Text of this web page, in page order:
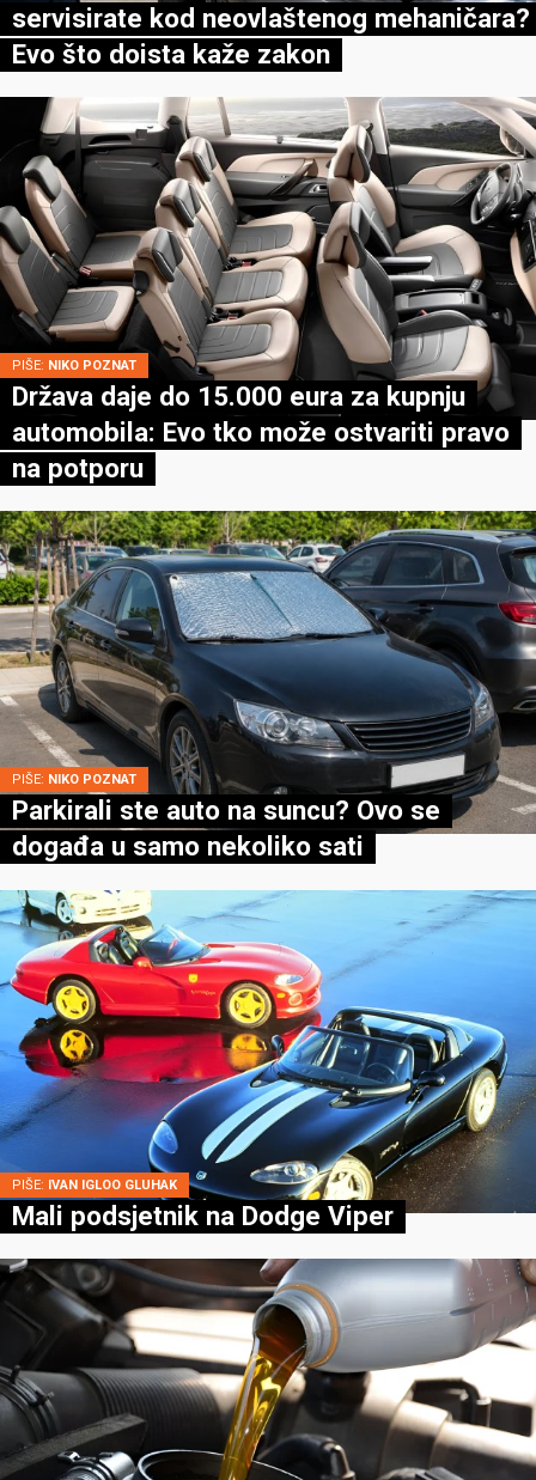
servisirate kod neovlaštenog mehaničara?
Evo što doista kaže zakon
PIŠE: NIKO POZNAT
Država daje do 15.000 eura za kupnju
automobila: Evo tko može ostvariti pravo
na potporu
PIŠE: NIKO POZNAT
Parkirali ste auto na suncu? Ovo se
događa u samo nekoliko sati
PIŠE: IVAN IGLOO GLUHAK
Mali podsjetnik na Dodge Viper